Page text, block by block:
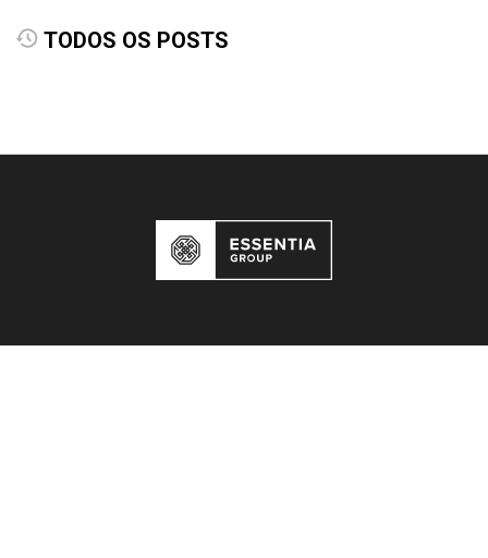
TODOS OS POSTS